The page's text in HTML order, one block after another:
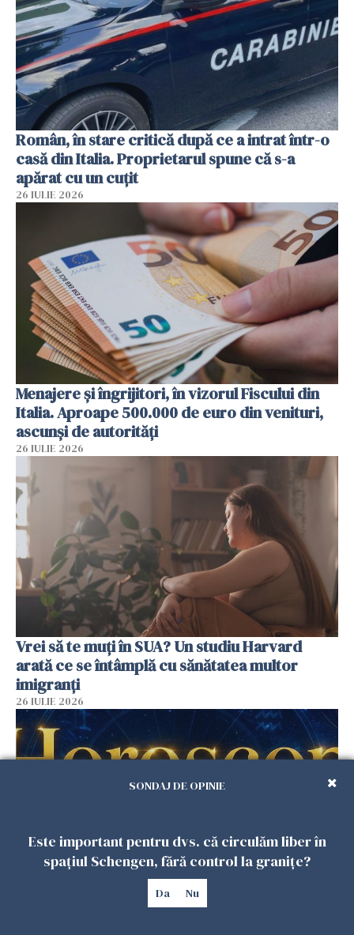
Român, în stare critică după ce a intrat într-o
casă din Italia. Proprietarul spune că s-a
apărat cu un cuțit
26 IULIE 2026
Menajere și îngrijitori, în vizorul Fiscului din
Italia. Aproape 500.000 de euro din venituri,
ascunși de autorități
26 IULIE 2026
Vrei să te muți în SUA? Un studiu Harvard
arată ce se întâmplă cu sănătatea multor
imigranți
26 IULIE 2026
Horoscop 27 iulie. Lunea care schimbă ritmul
SONDAJ DE OPINIE
Este important pentru dvs. că circulăm liber în
spațiul Schengen, fără control la granițe?
Da Nu